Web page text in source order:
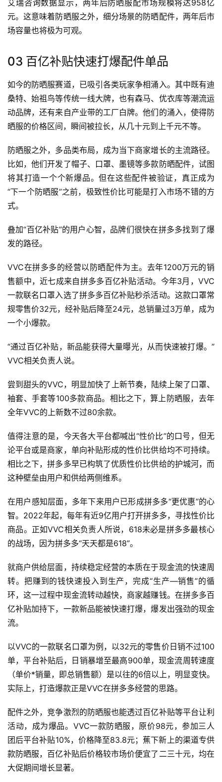
艾瑞咨询数据显示，两年后防晒服配市场规模将达958亿
元。这意味着防晒服之外，细分场景的防晒配件，两年后市
场容量也将极为可观。
03 百亿补贴快速打爆配件单品
如今的防晒服赛道，已吸引各类玩家争相涌入。其中既有迪
桑特、始祖鸟等传统一线大牌，也有森马、优衣库等潮流运
动品牌，还有来自产业带的工厂白牌。他们的涌入，使得防
晒服的价格区间，瞬间被拉长，从几十元到上千元不等。
防晒服之外，多品类布局，成为当下商家增长的主流路径。
比如，他们开发了帽子、口罩、墨镜等多款防晒配件，试图
将其打造一个个新爆品。但在这些配件被验证，真正成为
“下一个防晒服”之前，极致性价比可能是打入市场不错的方
式。
叠加“百亿补贴”的用户心智，品牌们很快在拼多多找到了爆
发的路径。
VVC在拼多多的经营以防晒配件为主。去年1200万元的销
售额中，近七成来自拼多多百亿补贴活动。今年3月，VVC
一款联名口罩入选了拼多多百亿补贴秒杀活动。这款口罩常
规零售价32元，经补贴后降至24元，总销量过3万单，成为
一个小爆款。
“通过百亿补贴，新品能获得大量曝光，从而快速被打爆。”
VVC相关负责人说。
尝到甜头的VVC，明显加快了上新节奏，陆续上架了口罩、
袖套、手套等100多款商品。相比之下，算上防晒服，去年
全年VVC的上新数不过80余款。
值得注意的是，今天各大平台都喊出“性价比”的口号，但无
论平台或是商家，单向补贴形成的性价比供给均不可持续。
相比之下，拼多多早已构筑了优质性价比供给的护城河，而
这种壁垒由用户和供给两侧维系。
在用户感知层面，多年下来用户已形成拼多多“更优惠”的心
智。2022年起，每年有近9亿用户打开拼多多，寻找性价比
商品。正如VVC相关负责人所说，618未必是拼多多最核心
的战场，因为拼多多“天天都是618”。
就商户供给层面，持续稳定经营的本质在于现金流的快速周
转。把赚到的钱快速投入到生产，完成“生产—销售”的循
环，这一过程中现金流转动越快，商家越赚钱。在拼多多百
亿补贴加持下，一款新品能被快速打爆，爆发出强劲的现金
流。
以VVC的一款联名口罩为例，以32元的零售价日销不过100
单，平台补贴后，日销暴增至最高900单，现金流周转速度
（单价*销量，即总销售额）是以往的6倍以上，明显变快。
实际上，打造爆款正是VVC在拼多多经营的思路。
配件之外，竞争激烈的防晒服也能透过百亿补贴等平台让利
活动，成为爆品。VVC一款防晒服，原价98元，参加三人
团后平台补贴10%，价格降至83.8元；蕉下新上的渠道专供
款防晒服，百亿补贴后价格较市场价便宜了二三十元，均在
大促期间增长显著。